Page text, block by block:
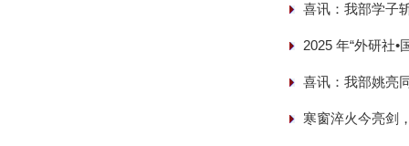
喜讯：我部学子
2025 年“外研社
喜讯：我部姚亮
寒窗淬火今亮剑